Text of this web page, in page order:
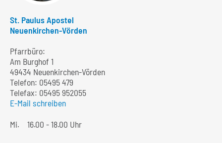
St. Paulus Apostel
Neuenkirchen-Vörden
Pfarrbüro:
Am Burghof 1
49434 Neuenkirchen-Vörden
Telefon: 05495 479
Telefax: 05495 952055
E-Mail schreiben
Mi.
16.00 - 18.00 Uhr